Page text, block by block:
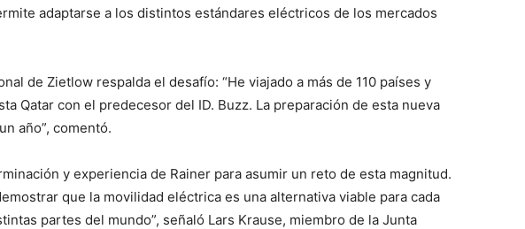
adaptarse a los distintos estándares eléctricos de los mercados
de Zietlow respalda el desafío: “He viajado a más de 110 países y
Qatar con el predecesor del ID. Buzz. La preparación de esta nueva
año”, comentó.
y experiencia de Rainer para asumir un reto de esta magnitud.
que la movilidad eléctrica es una alternativa viable para cada
partes del mundo”, señaló Lars Krause, miembro de la Junta